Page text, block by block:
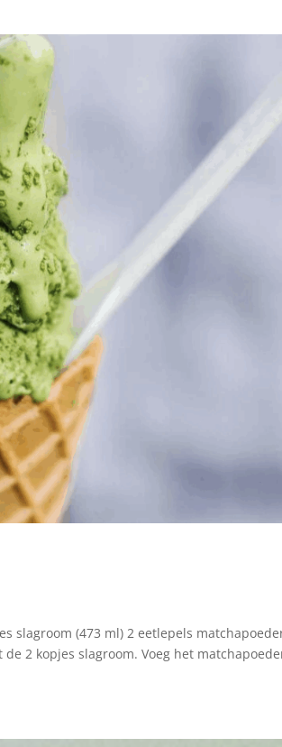
slagroom (473 ml) 2 eetlepels
2 kopjes slagroom. Voeg het